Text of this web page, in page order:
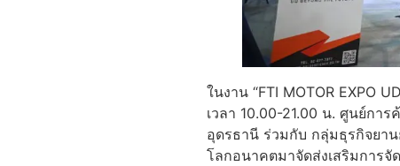
ในงาน “FTI MOTOR EXPO
เวลา 10.00-21.00 น. ศูนย์กา
อุดรธานี ร่วมกับ กลุ่มธุรกิจยา
โลกอนาคตมาจัดส่งเสริมการ